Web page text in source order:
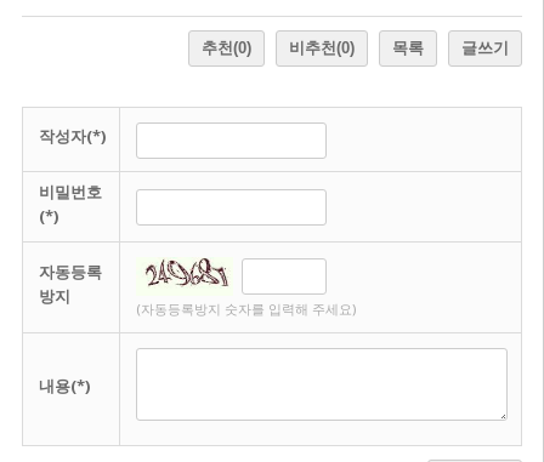
추천(0) 비추천(0) 목록 글쓰기
작성자(*)
비밀번호
(*)
자동등록
방지
(자동등록방지 숫자를 입력해 주세요)
내용(*)